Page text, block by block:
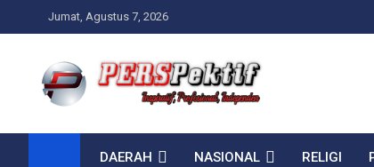
to
Jumat, Agustus 7, 2026
Perspektif.today
DAERAH NASIONAL RELIGI